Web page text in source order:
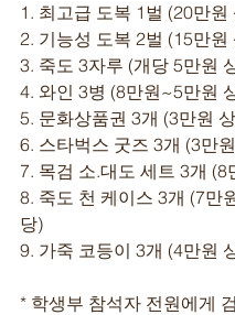
1. 최고급 도복 1벌 (20만원
2. 기능성 도복 2벌 (15만원
3. 죽도 3자루 (개당 5만원
4. 와인 3병 (8만원~5만원
5. 문화상품권 3개 (3만원
6. 스타벅스 굿즈 3개 (3만
7. 목검 소.대도 세트 3개 (8
8. 죽도 천 케이스 3개 (7만
당)
9. 가죽 코등이 3개 (4만원
* 학생부 참석자 전원에게